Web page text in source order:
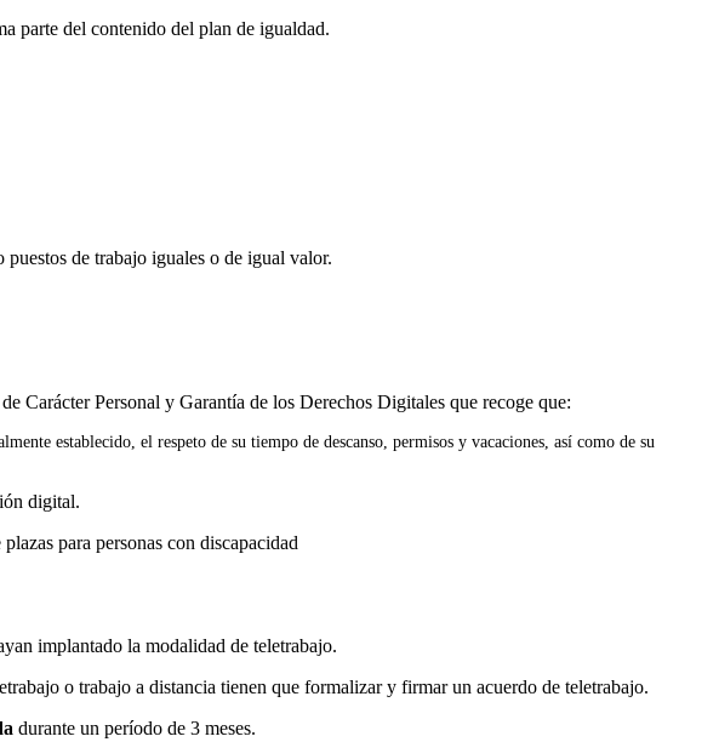
parte del contenido del plan de igualdad.
de trabajo iguales o de igual valor.
Carácter Personal y Garantía de los Derechos Digitales que recoge que:
establecido, el respeto de su tiempo de descanso, permisos y vacaciones, así como de su
digital.
implantado la modalidad de teletrabajo.
o trabajo a distancia tienen que formalizar y firmar un acuerdo de teletrabajo.
durante un período de 3 meses.